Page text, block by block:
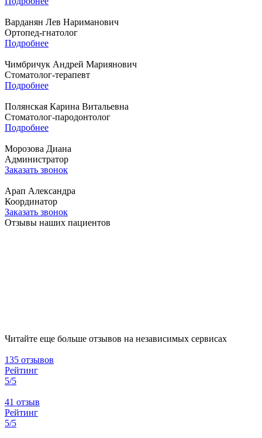
Варданян Лев Нариманович
Ортопед-гнатолог
Подробнее
Чимбричук Андрей Мариянович
Стоматолог-терапевт
Подробнее
Полянская Карина Витальевна
Стоматолог-пародонтолог
Подробнее
Морозова Диана
Администратор
Заказать звонок
Арап Александра
Координатор
Заказать звонок
Отзывы наших пациентов
Читайте еще больше отзывов на независимых сервисах
135 отзывов
Рейтинг
5/5
41 отзыв
Рейтинг
5/5